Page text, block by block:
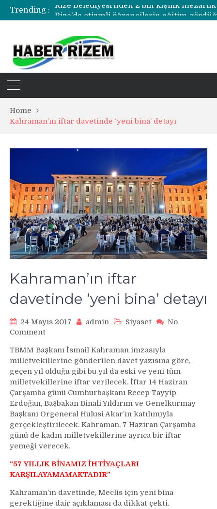
Trending :
Home
Kahraman’ın iftar davetinde ‘yeni bina’ detayı
Kahraman’ın iftar
davetinde ‘yeni bina’ detayı
24 Mayıs 2017 admin Siyaset
No
Commenton
iftar
davetinde
‘yeni
bina’
detayı
TBMM Başkanı İsmail Kahraman imzasıyla
milletvekillerine gönderilen davet yazısına göre,
geçen yıl olduğu gibi bu yıl da eski ve yeni tüm
milletvekillerine iftar verilecek. İftar 14 Haziran
Çarşamba günü Cumhurbaşkanı Recep Tayyip
Erdoğan, Başbakan Binali Yıldırım ve Genelkurmay
Başkanı Orgeneral Hulusi Akar’ın katılımıyla
gerçekleştirilecek. Kahraman, 7 Haziran Çarşamba
günü de kadın milletvekillerine ayrıca bir iftar
yemeği verecek.
“57 YILLIK BİNAMIZ İHTİYAÇLARI
KARŞILAYAMAMAKTADIR”
Kahraman’ın davetinde, Meclis için yeni bina
gerektiğine dair açıklaması da dikkat çekti.